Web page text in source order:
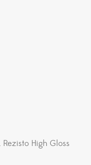
Rezisto High Gloss